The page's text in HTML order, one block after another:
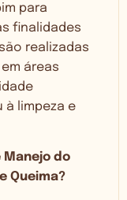
para
finalidades
realizadas
áreas
à limpeza e
Manejo do
Queima?